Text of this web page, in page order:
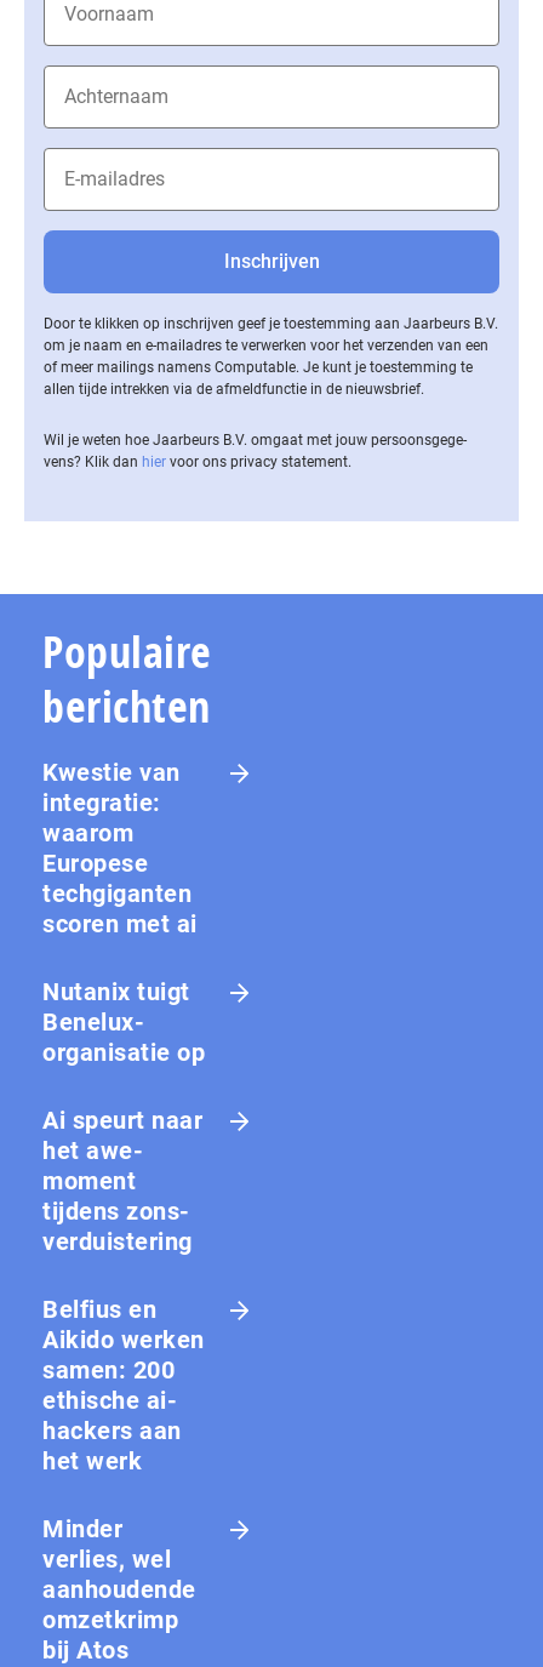
Door te klikken op inschrijven geef je toestemming aan Jaarbeurs B.V.
om je naam en e-mailadres te verwerken voor het verzenden van een
of meer mailings namens Computable. Je kunt je toestemming te
allen tijde intrekken via de af­meld­func­tie in de nieuwsbrief.
Wil je weten hoe Jaarbeurs B.V. omgaat met jouw per­soons­ge­ge­
vens? Klik dan hier voor ons privacy statement.
Populaire
berichten
Kwestie van
integratie:
waarom
Europese
techgiganten
scoren met ai
Nutanix tuigt
Benelux-
organisatie op
Ai speurt naar
het awe-
moment
tijdens zons­
ver­duis­te­ring
Belfius en
Aikido werken
samen: 200
ethische ai-
hackers aan
het werk
Minder
verlies, wel
aanhoudende
omzetkrimp
bij Atos